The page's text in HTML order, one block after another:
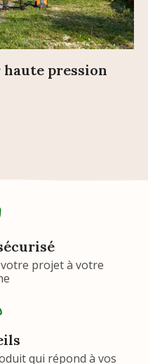
pression
projet à votre
qui répond à vos